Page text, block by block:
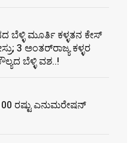
ಬೆಳ್ಳಿ ಮೂರ್ತಿ ಕಳ್ಳತನ ಕೇಸ್
3 ಅಂತರ್‌ರಾಜ್ಯ ಕಳ್ಳರ
ಬೆಳ್ಳಿ ವಶ..!
ರಷ್ಟು ಎನುಮರೇಷನ್